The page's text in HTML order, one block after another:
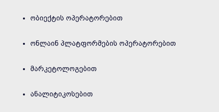
ობიექტის ოპერატორებით
ონლაინ პლატფორმების ოპერატორებით
მარკეტოლოგებით
ანალიტიკოსებით